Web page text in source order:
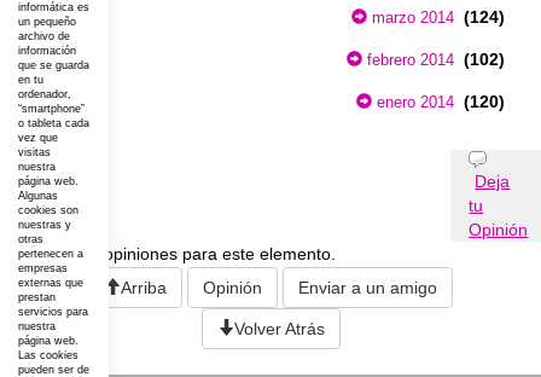
marzo 2014 (124)
febrero 2014 (102)
enero 2014 (120)
Opiniones
Deja
tu
Opinión
No existen opiniones para este elemento.
Arriba
Opinión Enviar a un amigo
Volver Atrás
informática es
un pequeño
archivo de
información
que se guarda
en tu
ordenador,
“smartphone”
o tableta cada
vez que
visitas
nuestra
página web.
Algunas
cookies son
nuestras y
otras
pertenecen a
empresas
externas que
prestan
servicios para
nuestra
página web.
Las cookies
pueden ser de